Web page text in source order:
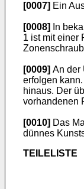
[0007] Ein
[0008]
In
1 ist mit einer
[0009] An der
erfolgen
hinaus. Der
vorhandenen
[0010] Das
dünnes
TEILELISTE